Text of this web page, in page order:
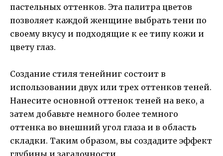
пастельных оттенков. Эта палитра цветов
позволяет каждой женщине выбрать тени по
своему вкусу и подходящие к ее типу кожи и
цвету глаз.
Создание стиля тенейниг состоит в
использовании двух или трех оттенков теней.
Нанесите основной оттенок теней на веко, а
затем добавьте немного более темного
оттенка во внешний угол глаза и в область
складки. Таким образом, вы создадите эффект
глубины и загадочности.